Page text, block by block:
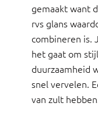
gemaakt want
rvs glans
combineren is.
het gaat om
duurzaamheid
snel vervelen.
van zult